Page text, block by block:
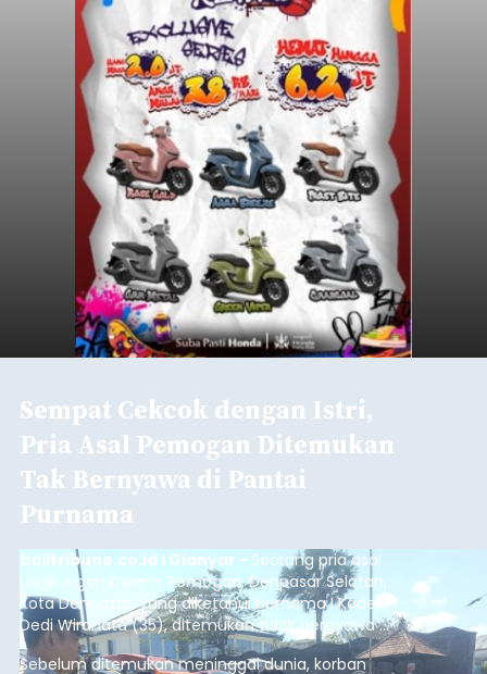
Sempat Cekcok dengan Istri,
Pria Asal Pemogan Ditemukan
Tak Bernyawa di Pantai
Purnama
balitribune.co.id I Gianyar - Seorang pria asal
Lingkungan Dalem, Pemogan, Denpasar Selatan,
Kota Denpasar, yang diketahui bernama I Kadek
Dedi Wiranata (35), ditemukan tidak bernyawa di
pesisir Pantai Purnama, Sukawati.
Sebelum ditemukan meninggal dunia, korban